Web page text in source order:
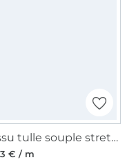
Tissu tulle souple stretch, vert olive
€ / m